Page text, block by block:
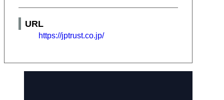
URL
https://jptrust.co.jp/